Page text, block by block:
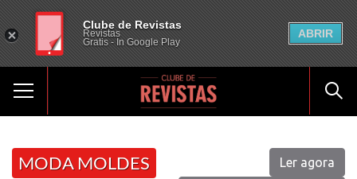
MODA MOLDES
Ler agora
Clube de Revistas
Revistas
Gratis - In Google Play
ABRIR